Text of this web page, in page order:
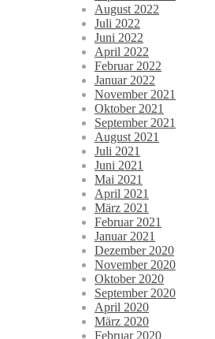
August 2022
Juli 2022
Juni 2022
April 2022
Februar 2022
Januar 2022
November 2021
Oktober 2021
September 2021
August 2021
Juli 2021
Juni 2021
Mai 2021
April 2021
März 2021
Februar 2021
Januar 2021
Dezember 2020
November 2020
Oktober 2020
September 2020
April 2020
März 2020
Februar 2020